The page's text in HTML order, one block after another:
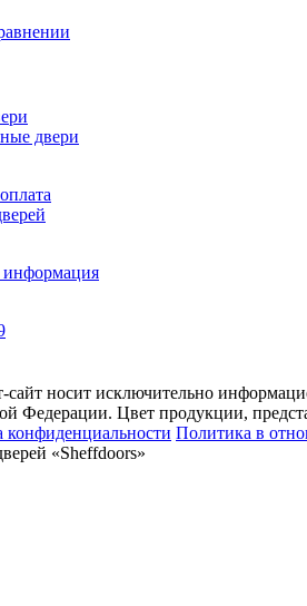
двери
информация
носит исключительно
Федерации. Цвет продукции,
конфиденциальности Политика в
«Sheffdoors»